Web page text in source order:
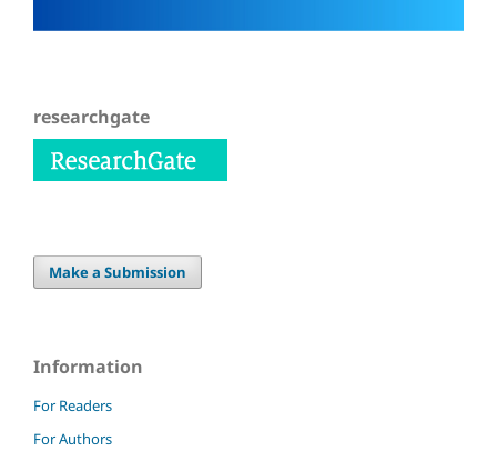
researchgate
Make a Submission
Information
For Readers
For Authors